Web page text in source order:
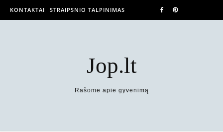
KONTAKTAI STRAIPSNIO TALPINIMAS
Jop.lt
Rašome apie gyvenimą